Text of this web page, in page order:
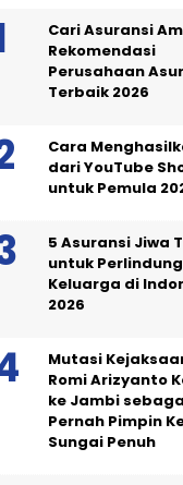
Cari Asuransi
Rekomendasi
Perusahaan
Terbaik 2026
Cara
dari YouTube
untuk Pemula
5 Asuransi Jiwa
untuk
Keluarga di
2026
Mutasi
Romi Arizyanto
ke Jambi
Pernah Pimpin
Sungai Penuh